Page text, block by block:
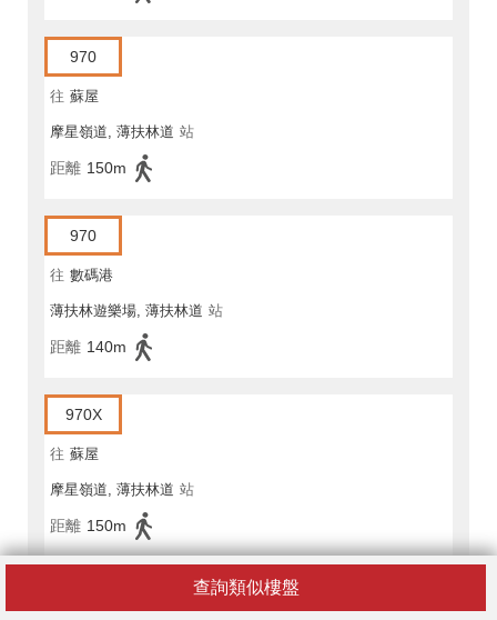
查詢類似樓盤
970
往 蘇屋
摩星嶺道, 薄扶林道 站
距離 150m
970
往 數碼港
薄扶林遊樂場, 薄扶林道 站
距離 140m
970X
往 蘇屋
摩星嶺道, 薄扶林道 站
距離 150m